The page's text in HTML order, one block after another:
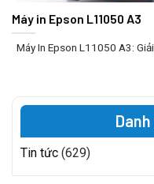
Tin tức (629)
Máy in Epson L11050 A3
Máy In Epson L11050 A3: